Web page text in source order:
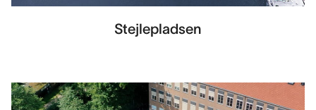
Stejlepladsen